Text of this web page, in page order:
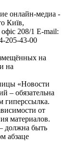
онлайн-медиа -
Київ,
208/1 E-mail:
205-43-00
на
на
«Новости
– обязательна
гиперссылка.
от
материалов.
должна быть
абзаце